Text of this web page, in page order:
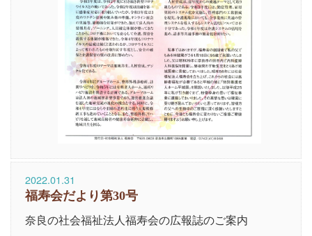
2022.01.31
福寿会だより第30号
奈良の社会福祉法人福寿会の広報誌のご案内